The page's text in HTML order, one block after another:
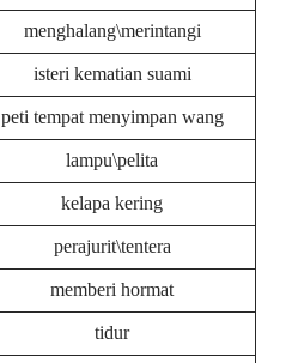
menghalang\merintangi
isteri kematian suami
peti tempat menyimpan wang
lampu\pelita
kelapa kering
perajurit\tentera
memberi hormat
tidur